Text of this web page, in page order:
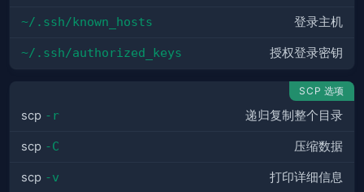
~/.ssh/known_hosts 登录主机
~/.ssh/authorized_keys 授权登录密钥
SCP 选项
scp -r 递归复制整个目录
scp -C 压缩数据
scp -v 打印详细信息